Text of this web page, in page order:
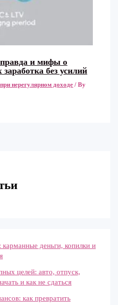
и мифы о
без усилий
нерегулярном доходе / By
деньги, копилки и
целей: авто, отпуск,
и как не сдаться
как превратить